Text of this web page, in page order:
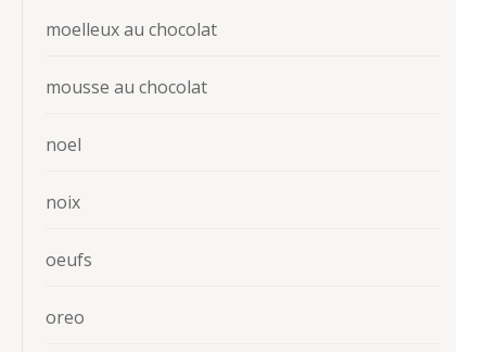
moelleux au chocolat
mousse au chocolat
noel
noix
oeufs
oreo